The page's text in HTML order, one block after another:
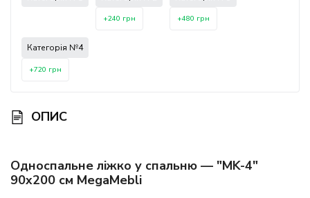
+240 грн +480 грн
Категорія №4
+720 грн
ОПИС
Односпальне ліжко у спальню — "MK-4"
90x200 см МеgаМеbli